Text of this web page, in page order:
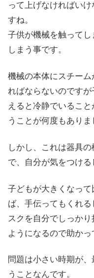
って上げなければい
すね。
子供が機械を触って
しまう事です。
機械の本体にスチー
ればならないのです
えると冷静でいるこ
うことが何度もありま
しかし、これは器具
で、自分が気をつける
子どもが大きくなっ
ば、手伝ってもくれ
スクを自分でしっか
ようになるので助かっ
問題は小さい時期が
うことなんです。